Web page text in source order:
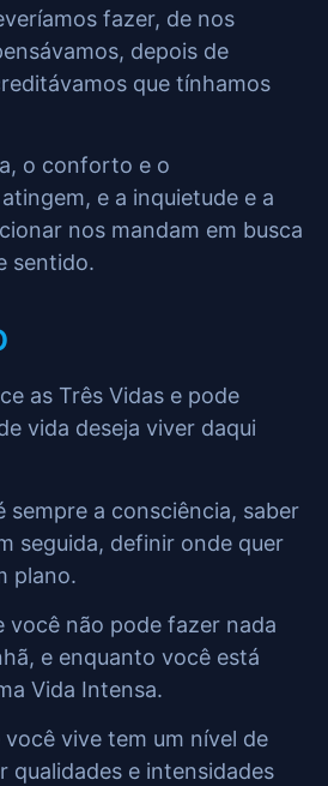
fazer, de nos
depois de
que tínhamos
o conforto e o
e a inquietude e a
nos mandam em busca
sentido.
as Três Vidas e pode
vida deseja viver daqui
sempre a consciência, saber
seguida, definir onde quer
plano.
você não pode fazer nada
e enquanto você está
Vida Intensa.
vive tem um nível de
qualidades e intensidades